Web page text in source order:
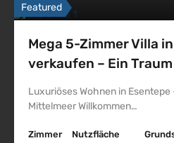
Featured
Mega 5-Zimmer Villa
verkaufen – Ein
Luxuriöses Wohnen in Esentepe
Mittelmeer Willkommen…
Zimmer Nutzfläche
Datenschutz
Northskyproperty